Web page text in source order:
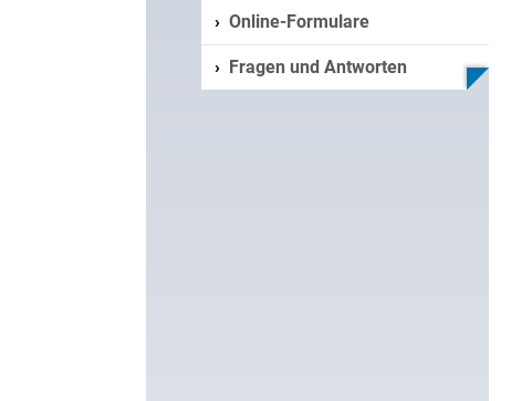
Online-Formulare
Fragen und Antworten